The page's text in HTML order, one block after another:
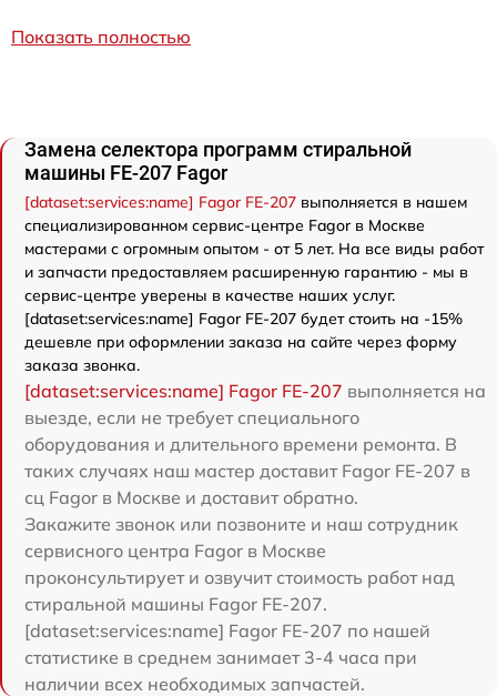
Показать полностью
Замена селектора программ стиральной
машины FE-207 Fagor
[dataset:services:name] Fagor FE-207 выполняется в нашем
специализированном сервис-центре Fagor в Москве
мастерами с огромным опытом - от 5 лет. На все виды работ
и запчасти предоставляем расширенную гарантию - мы в
сервис-центре уверены в качестве наших услуг.
[dataset:services:name] Fagor FE-207 будет стоить на -15%
дешевле при оформлении заказа на сайте через форму
заказа звонка.
[dataset:services:name] Fagor FE-207 выполняется на
выезде, если не требует специального
оборудования и длительного времени ремонта. В
таких случаях наш мастер доставит Fagor FE-207 в
сц Fagor в Москве и доставит обратно.
Закажите звонок или позвоните и наш сотрудник
сервисного центра Fagor в Москве
проконсультирует и озвучит стоимость работ над
стиральной машины Fagor FE-207.
[dataset:services:name] Fagor FE-207 по нашей
статистике в среднем занимает 3-4 часа при
наличии всех необходимых запчастей.